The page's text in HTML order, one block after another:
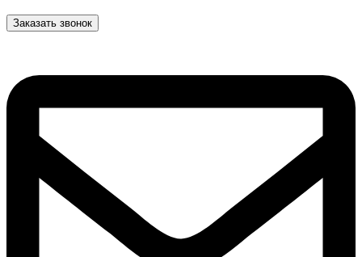
Заказать звонок